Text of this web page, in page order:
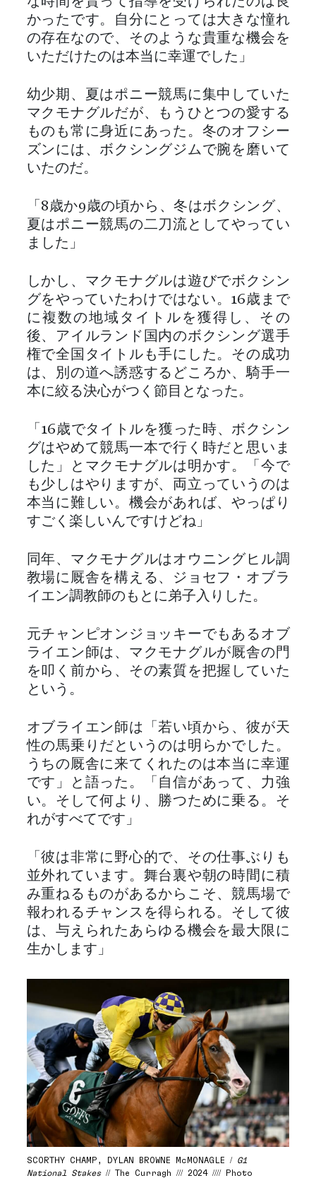
かったです。自分にとっては大きな憧れ
の存在なので、そのような貴重な機会を
いただけたのは本当に幸運でした」
幼少期、夏はポニー競馬に集中していた
マクモナグルだが、もうひとつの愛する
ものも常に身近にあった。冬のオフシー
ズンには、ボクシングジムで腕を磨いて
いたのだ。
「8歳か9歳の頃から、冬はボクシング、
夏はポニー競馬の二刀流としてやってい
ました」
しかし、マクモナグルは遊びでボクシン
グをやっていたわけではない。16歳まで
に複数の地域タイトルを獲得し、その
後、アイルランド国内のボクシング選手
権で全国タイトルも手にした。その成功
は、別の道へ誘惑するどころか、騎手一
本に絞る決心がつく節目となった。
「16歳でタイトルを獲った時、ボクシン
グはやめて競馬一本で行く時だと思いま
した」とマクモナグルは明かす。「今で
も少しはやりますが、両立っていうのは
本当に難しい。機会があれば、やっぱり
すごく楽しいんですけどね」
同年、マクモナグルはオウニングヒル調
教場に厩舎を構える、ジョセフ・オブラ
イエン調教師のもとに弟子入りした。
元チャンピオンジョッキーでもあるオブ
ライエン師は、マクモナグルが厩舎の門
を叩く前から、その素質を把握していた
という。
オブライエン師は「若い頃から、彼が天
性の馬乗りだというのは明らかでした。
うちの厩舎に来てくれたのは本当に幸運
です」と語った。「自信があって、力強
い。そして何より、勝つために乗る。そ
れがすべてです」
「彼は非常に野心的で、その仕事ぶりも
並外れています。舞台裏や朝の時間に積
み重ねるものがあるからこそ、競馬場で
報われるチャンスを得られる。そして彼
は、与えられたあらゆる機会を最大限に
生かします」
SCORTHY CHAMP, DYLAN BROWNE McMONAGLE / G1
National Stakes// The Curragh /// 2024 //// Photo